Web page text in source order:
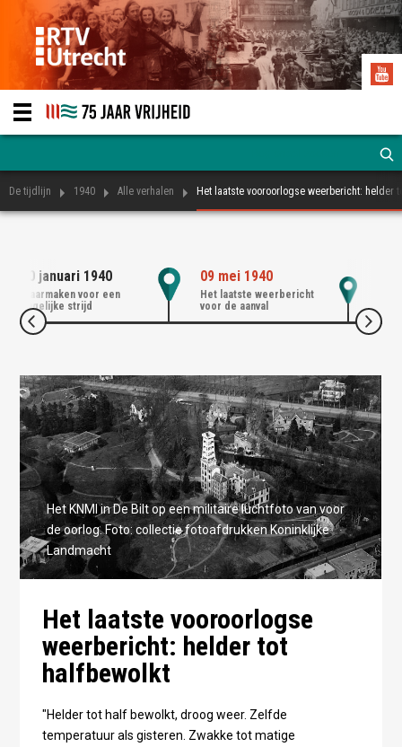
De tijdlijn 1940 Alle verhalen Het laatste vooroorlogse weerbericht: helder
10 januari 1940
Klaarmaken voor een
ongelijke strijd
09 mei 1940
Het laatste weerbericht
voor de aanval
Het KNMI in De Bilt op een militaire luchtfoto van voor
de oorlog. Foto: collectie fotoafdrukken Koninklijke
Landmacht
Het laatste vooroorlogse
weerbericht: helder tot
halfbewolkt
"Helder tot half bewolkt, droog weer. Zelfde
temperatuur als gisteren. Zwakke tot matige